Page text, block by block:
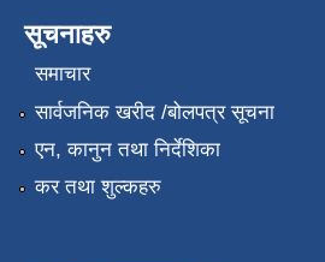
सूचनाहरु
समाचार
सार्वजनिक खरीद /बोलपत्र सूचना
एन, कानुन तथा निर्देशिका
कर तथा शुल्कहरु